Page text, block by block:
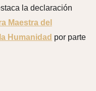
la declaración
Maestra del
Humanidad por parte